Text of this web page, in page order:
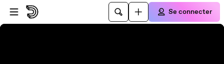
Passer au player
Passer au contenu principal
Se connecter